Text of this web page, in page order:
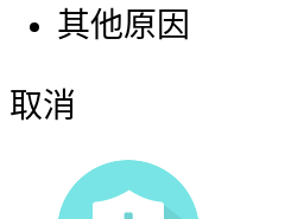
其他原因
取消